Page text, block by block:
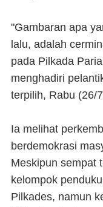
"Gambaran apa
lalu, adalah
pada Pilkada
menghadiri
terpilih, Rabu (26/
Ia melihat
berdemokrasi
Meskipun sempat
kelompok
Pilkades, namun